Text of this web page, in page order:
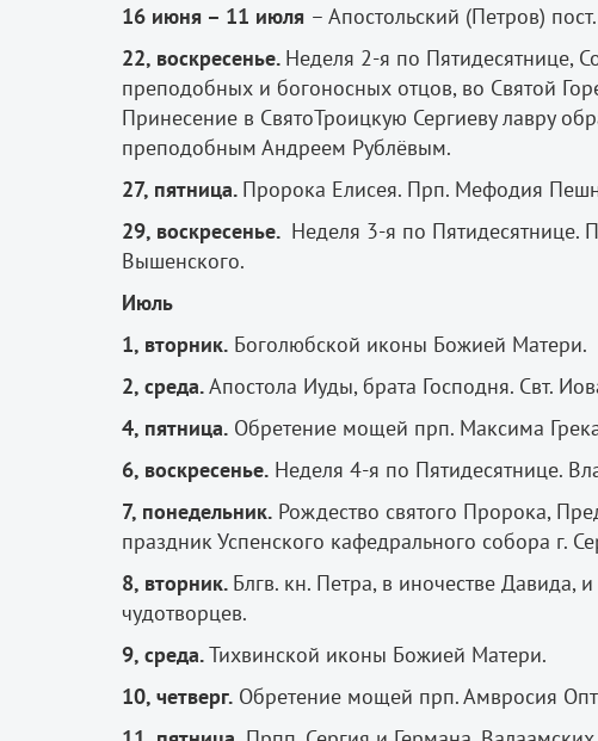
16 июня – 11 июля – Апостольский (Петров) пост.
22, воскресенье. Неделя 2-я по Пятидесятнице,
преподобных и богоносных отцов, во Святой
Принесение в СвятоТроицкую Сергиеву лавру
преподобным Андреем Рублёвым.
27, пятница. Пророка Елисея. Прп. Мефодия
29, воскресенье. Неделя 3-я по Пятидесятнице.
Вышенского.
Июль
1, вторник. Боголюбской иконы Божией Матери.
2, среда.Апостола Иуды, брата Господня. Свт.
4, пятница. Обретение мощей прп. Максима
6, воскресенье. Неделя 4-я по Пятидесятнице.
7, понедельник. Рождество святого Пророка,
праздник Успенского кафедрального собора г.
8, вторник. Блгв. кн. Петра, в иночестве
чудотворцев.
9, среда.Тихвинской иконы Божией Матери.
10, четверг. Обретение мощей прп. Амвросия